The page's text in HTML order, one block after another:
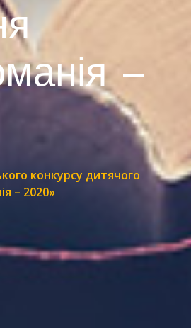
–
конкурсу дитячого
– 2020»